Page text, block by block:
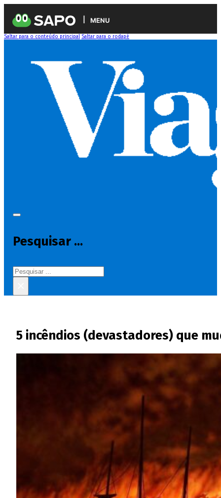
MENU
Saltar para o conteúdo principal Saltar para o rodapé
Pesquisar ...
Pesquisar
5 incêndios (devastadores) que